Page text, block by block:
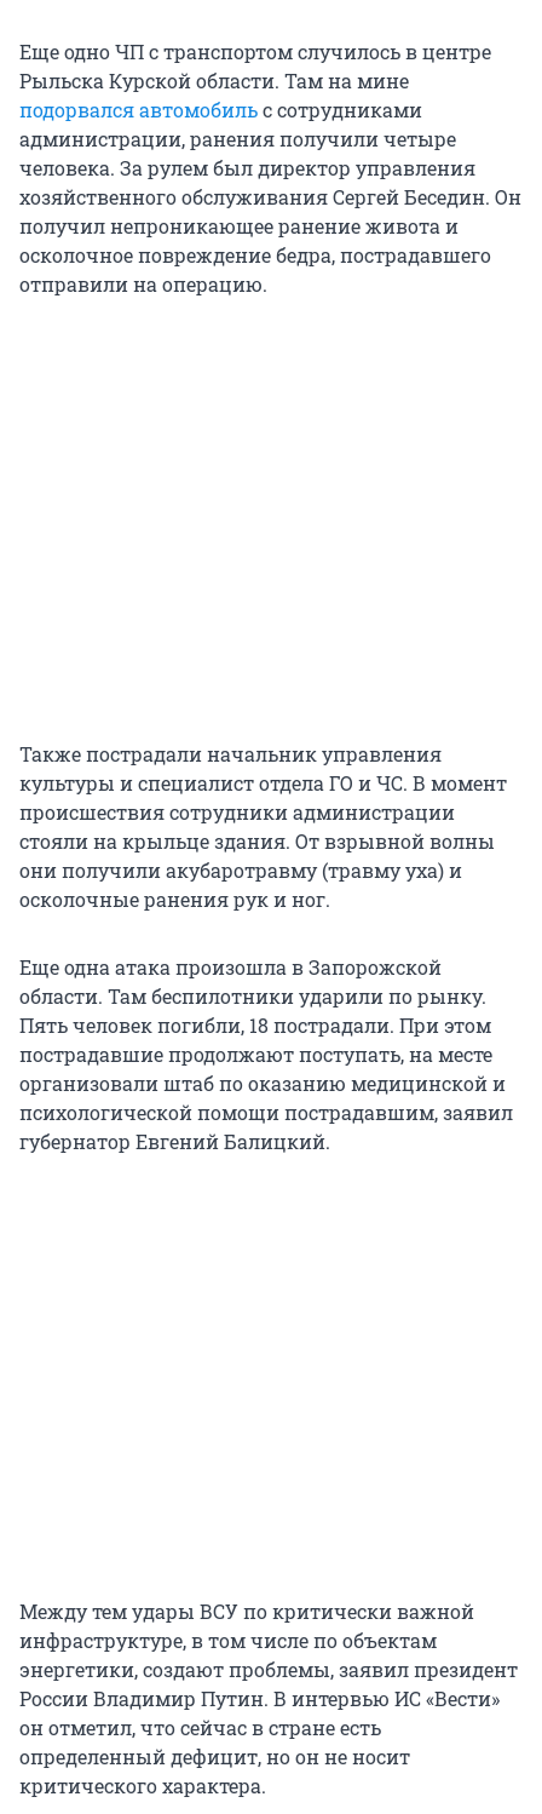
Еще одно ЧП с транспортом случилось в центре
Рыльска Курской области. Там на мине
подорвался автомобильс сотрудниками
администрации, ранения получили четыре
человека. За рулем был директор управления
хозяйственного обслуживания Сергей Беседин. Он
получил непроникающее ранение живота и
осколочное повреждение бедра, пострадавшего
отправили на операцию.
Также пострадали начальник управления
культуры и специалист отдела ГО и ЧС. В момент
происшествия сотрудники администрации
стояли на крыльце здания. От взрывной волны
они получили акубаротравму (травму уха) и
осколочные ранения рук и ног.
Еще одна атака произошла в Запорожской
области. Там беспилотники ударили по рынку.
Пять человек погибли, 18 пострадали. При этом
пострадавшие продолжают поступать, на месте
организовали штаб по оказанию медицинской и
психологической помощи пострадавшим, заявил
губернатор Евгений Балицкий.
Между тем удары ВСУ по критически важной
инфраструктуре, в том числе по объектам
энергетики, создают проблемы, заявил президент
России Владимир Путин. В интервью ИС «Вести»
он отметил, что сейчас в стране есть
определенный дефицит, но он не носит
критического характера.